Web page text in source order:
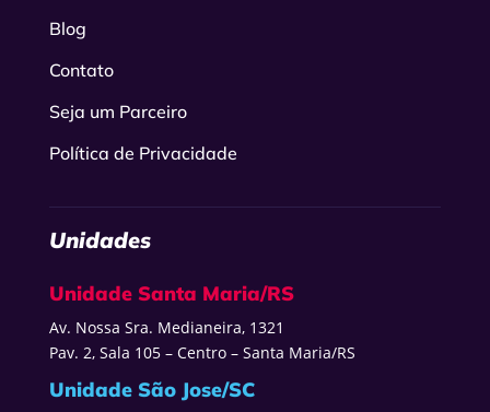
Blog
Contato
Seja um Parceiro
Política de Privacidade
Unidades
Unidade Santa Maria/RS
Av. Nossa Sra. Medianeira, 1321
Pav. 2, Sala 105 – Centro – Santa Maria/RS
Unidade São Jose/SC